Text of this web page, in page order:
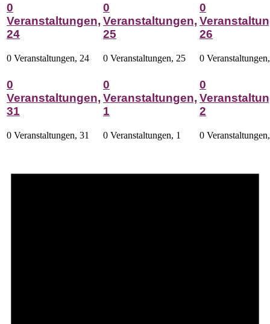
0
Veranstaltungen,
24
0 Veranstaltungen, 24
0
Veranstaltungen,
25
0 Veranstaltungen, 25
0
26
0
0
Veranstaltungen,
31
0 Veranstaltungen, 31
0
Veranstaltungen,
1
0 Veranstaltungen, 1
0
2
0